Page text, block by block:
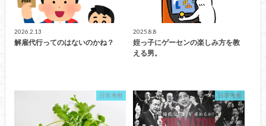
2026.2.13
解雇代行ってのはないのかね？
2025.8.8
姪っ子にゲーセンの楽しみ方を教
える男。
日常考察 日常考察